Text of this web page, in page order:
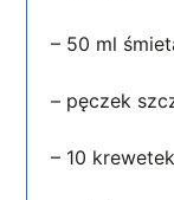
– 50 ml
– pęczek
– 10 krewetek